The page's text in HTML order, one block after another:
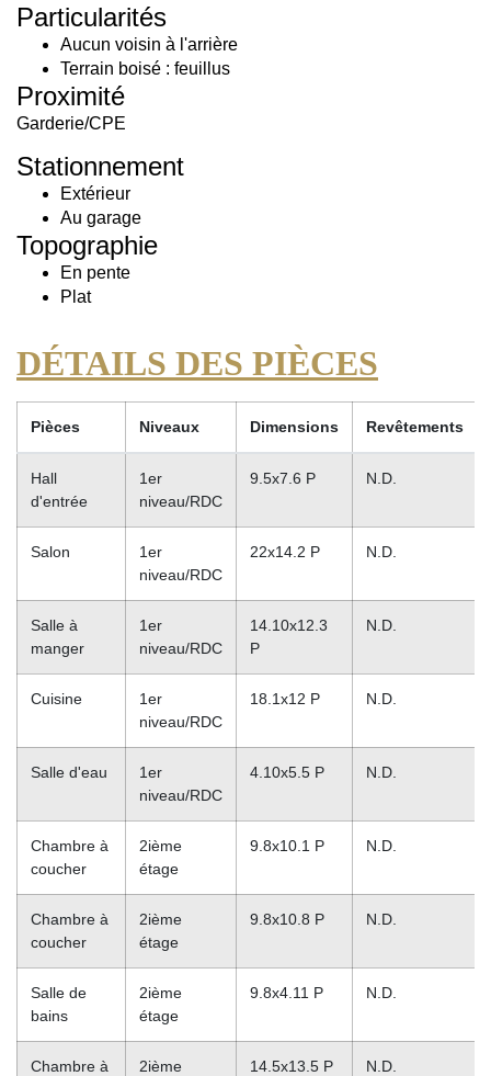
Particularités
Aucun voisin à l'arrière
Terrain boisé : feuillus
Proximité
Garderie/CPE
Stationnement
Extérieur
Au garage
Topographie
En pente
Plat
DÉTAILS DES PIÈCES
Pièces Niveaux Dimensions Revêtements
Hall
d'entrée
1er
niveau/RDC
9.5x7.6 P N.D.
Salon
1er
niveau/RDC
22x14.2 P N.D.
Salle à
manger
1er
niveau/RDC
14.10x12.3
P
N.D.
Cuisine
1er
niveau/RDC
18.1x12 P N.D.
Salle d'eau
1er
niveau/RDC
4.10x5.5 P N.D.
Chambre à
coucher
2ième
étage
9.8x10.1 P N.D.
Chambre à
coucher
2ième
étage
9.8x10.8 P N.D.
Salle de
bains
2ième
étage
9.8x4.11 P N.D.
Chambre à
2ième
14.5x13.5 P N.D.